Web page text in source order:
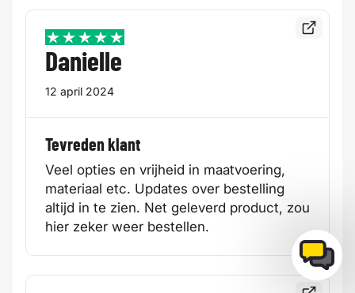
5 / 5
Danielle
12 april 2024
Tevreden klant
Veel opties en vrijheid in maatvoering,
materiaal etc. Updates over bestelling
altijd in te zien. Net geleverd product, zou
hier zeker weer bestellen.
Bekijk